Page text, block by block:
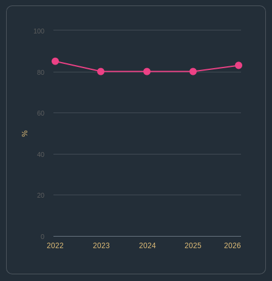
%
2022 2024 2026
2023 2025
0
20
40
60
80
100